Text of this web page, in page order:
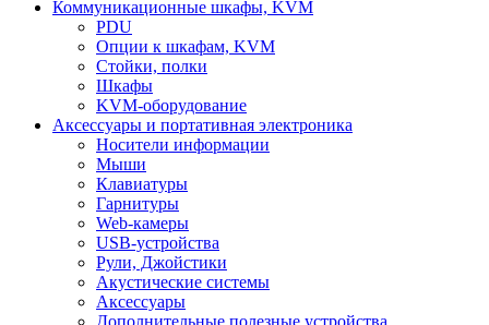
Коммуникационные шкафы, KVM
PDU
Опции к шкафам, KVM
Стойки, полки
Шкафы
KVM-оборудование
Аксессуары и портативная электроника
Носители информации
Мыши
Клавиатуры
Гарнитуры
Web-камеры
USB-устройства
Рули, Джойстики
Акустические системы
Аксессуары